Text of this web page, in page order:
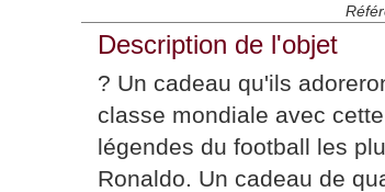
Description de l'objet
? Un cadeau qu'ils
classe mondiale avec
légendes du football les
Ronaldo. Un cadeau de